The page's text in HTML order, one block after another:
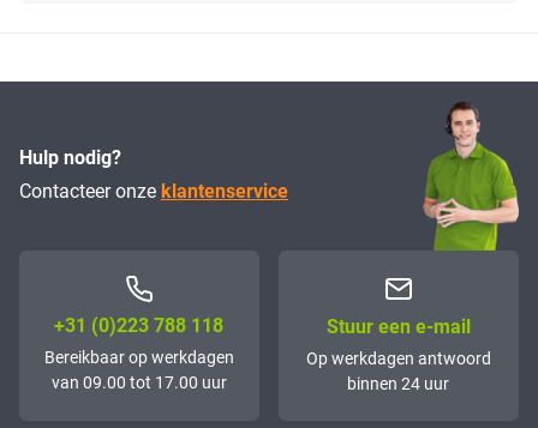
Hulp nodig?
Contacteer onze klantenservice
+31 (0)223 788 118
Bereikbaar op werkdagen
van 09.00 tot 17.00 uur
Stuur een e-mail
Op werkdagen antwoord
binnen 24 uur